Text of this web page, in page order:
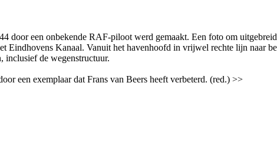
door een onbekende RAF-piloot werd gemaakt. Een foto om
Eindhovens Kanaal. Vanuit het havenhoofd in vrijwel rechte lijn naar
inclusief de wegenstructuur.
een exemplaar dat Frans van Beers heeft verbeterd. (red.) >>